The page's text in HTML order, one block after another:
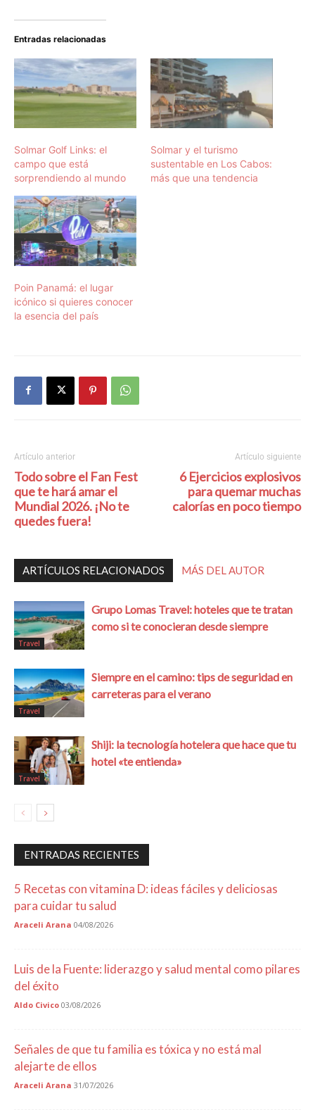
Entradas relacionadas
Solmar Golf Links: el
campo que está
sorprendiendo al mundo
Solmar y el turismo
sustentable en Los Cabos:
más que una tendencia
Poin Panamá: el lugar
icónico si quieres conocer
la esencia del país
Artículo anterior
Todo sobre el Fan Fest
que te hará amar el
Mundial 2026. ¡No te
quedes fuera!
Artículo siguiente
6 Ejercicios explosivos
para quemar muchas
calorías en poco tiempo
ARTÍCULOS RELACIONADOS MÁS DEL AUTOR
Travel
Grupo Lomas Travel: hoteles que te tratan
como si te conocieran desde siempre
Travel
Siempre en el camino: tips de seguridad en
carreteras para el verano
Travel
Shiji: la tecnología hotelera que hace que tu
hotel «te entienda»
ENTRADAS RECIENTES
5 Recetas con vitamina D: ideas fáciles y deliciosas
para cuidar tu salud
Araceli Arana 04/08/2026
Luis de la Fuente: liderazgo y salud mental como pilares
del éxito
Aldo Civico 03/08/2026
Señales de que tu familia es tóxica y no está mal
alejarte de ellos
Araceli Arana 31/07/2026